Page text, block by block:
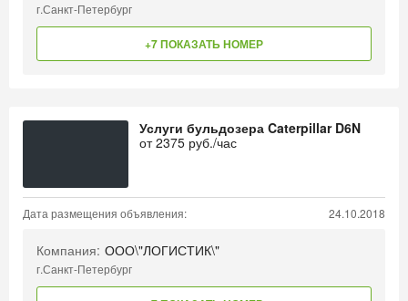
г.Санкт-Петербург
+7 ПОКАЗАТЬ НОМЕР
Услуги бульдозера Caterpillar D6N
от2375 руб./час
Дата размещения объявления: 24.10.2018
Компания: ООО\"ЛОГИСТИК\"
г.Санкт-Петербург